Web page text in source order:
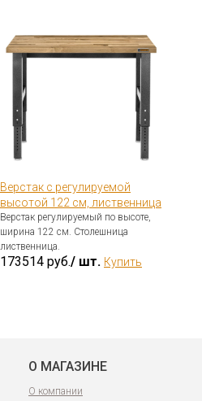
Верстак с регулируемой
высотой 122 см, лиственница
Верстак регулируемый по высоте,
ширина 122 см. Столешница
лиственница.
173514 руб./ шт. Купить
О МАГАЗИНЕ
О компании